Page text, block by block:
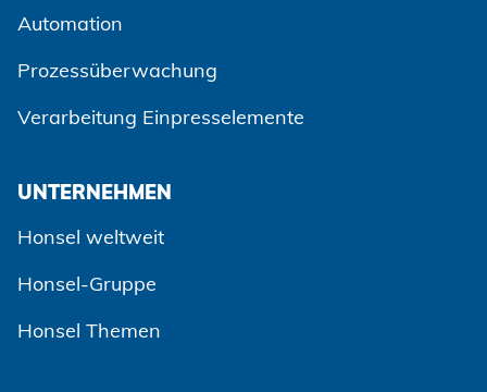
Automation
Prozessüberwachung
Verarbeitung Einpresselemente
UNTERNEHMEN
Honsel weltweit
Honsel-Gruppe
Honsel Themen